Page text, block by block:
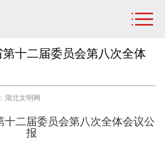
十二届委员会第八次全体
湖北文明网
二届委员会第八次全体会议公
报